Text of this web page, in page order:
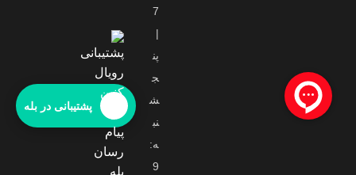
7
|
پن
ج
ش
نب
ه:
9
پشتیبانی در بله